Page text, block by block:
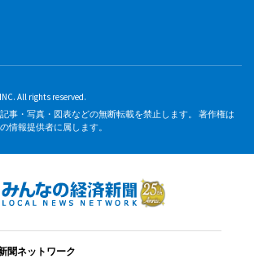
All rights reserved.
事・写真・図表などの無断転載を禁止します。 著作権は
情報提供者に属します。
聞ネットワーク